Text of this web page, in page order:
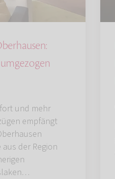
und mehr
empfängt
der Region